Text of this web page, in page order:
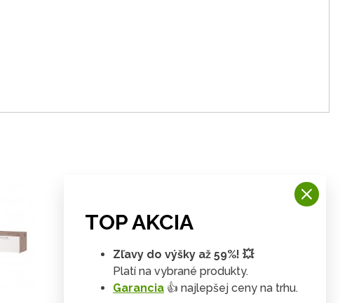
TOP AKCIA
Zľavy do výšky až 59%! 💥
Platí na vybrané produkty.
Garancia 👍 najlepšej ceny na trhu.